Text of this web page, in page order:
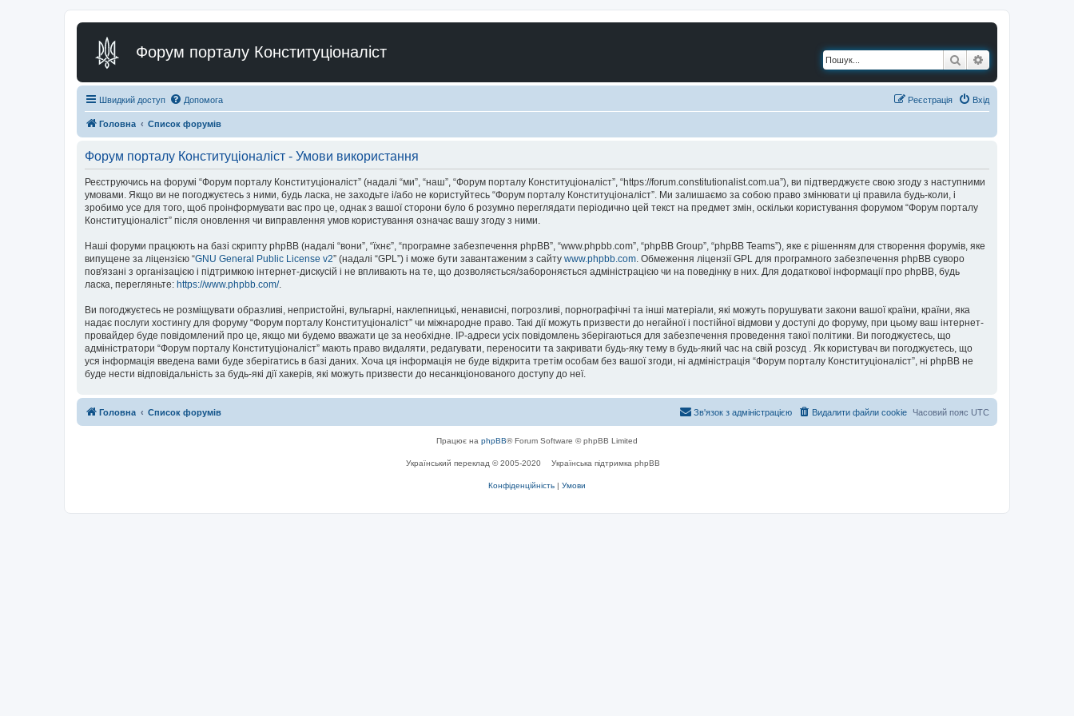
Форум порталу Конституціоналіст Пошук
Швидкий доступ Допомога Вхід
Реєстрація
Головна Список форумів
Форум порталу Конституціоналіст - Умови використання
Реєструючись на форумі “Форум порталу Конституціоналіст” (надалі “ми”, “наш”, “Форум порталу Конституціоналіст”, “https://forum.constitutionalist.com.ua”), ви підтверджуєте свою згоду з наступними
умовами. Якщо ви не погоджуєтесь з ними, будь ласка, не заходьте і/або не користуйтесь “Форум порталу Конституціоналіст”. Ми залишаємо за собою право змінювати ці правила будь-коли, і
зробимо усе для того, щоб проінформувати вас про це, однак з вашої сторони було б розумно переглядати періодично цей текст на предмет змін, оскільки користування форумом “Форум порталу
Конституціоналіст” після оновлення чи виправлення умов користування означає вашу згоду з ними.
Наші форуми працюють на базі скрипту phpBB (надалі “вони”, “їхнє”, “програмне забезпечення phpBB”, “www.phpbb.com”, “phpBB Group”, “phpBB Teams”), яке є рішенням для створення форумів, яке
випущене за ліцензією “GNU General Public License v2” (надалі “GPL”) і може бути завантаженим з сайту www.phpbb.com. Обмеження ліцензії GPL для програмного забезпечення phpBB суворо
пов'язані з організацією і підтримкою інтернет-дискусій і не впливають на те, що дозволяється/забороняється адміністрацією чи на поведінку в них. Для додаткової інформації про phpBB, будь
ласка, перегляньте: https://www.phpbb.com/.
Ви погоджуєтесь не розміщувати образливі, непристойні, вульгарні, наклепницькі, ненависні, погрозливі, порнографічні та інші матеріали, які можуть порушувати закони вашої країни, країни, яка
надає послуги хостингу для форуму “Форум порталу Конституціоналіст” чи міжнародне право. Такі дії можуть призвести до негайної і постійної відмови у доступі до форуму, при цьому ваш інтернет-
провайдер буде повідомлений про це, якщо ми будемо вважати це за необхідне. IP-адреси усіх повідомлень зберігаються для забезпечення проведення такої політики. Ви погоджуєтесь, що
адміністратори “Форум порталу Конституціоналіст” мають право видаляти, редагувати, переносити та закривати будь-яку тему в будь-який час на свій розсуд . Як користувач ви погоджуєтесь, що
уся інформація введена вами буде зберігатись в базі даних. Хоча ця інформація не буде відкрита третім особам без вашої згоди, ні адміністрація “Форум порталу Конституціоналіст”, ні phpBB не
буде нести відповідальність за будь-які дії хакерів, які можуть призвести до несанкціонованого доступу до неї.
Головна Список форумів Часовий пояс UTC
Видалити файли cookie
Зв'язок з адміністрацією
Працює на phpBB® Forum Software © phpBB Limited
Український переклад © 2005-2020 Українська підтримка phpBB
Конфіденційність | Умови